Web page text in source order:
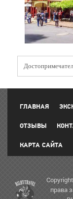
ГЛАВНАЯ
ОТЗЫВЫ
КАРТА САЙТА
права